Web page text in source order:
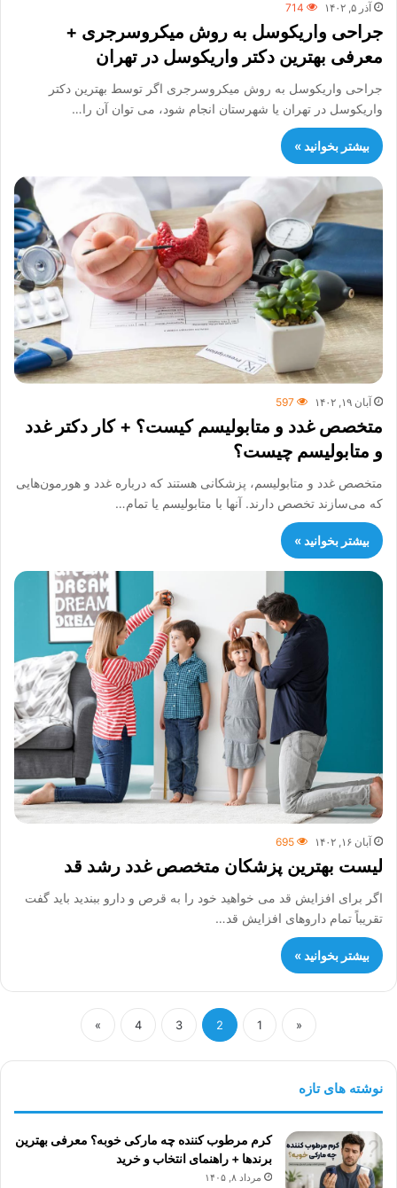
آذر ۵, ۱۴۰۲ 714
جراحی واریکوسل به روش میکروسرجری +
معرفی بهترین دکتر واریکوسل در تهران
جراحی واریکوسل به روش میکروسرجری اگر توسط بهترین دکتر
واریکوسل در تهران یا شهرستان انجام شود، می توان آن را…
بیشتر بخوانید »
آبان ۱۹, ۱۴۰۲ 597
متخصص غدد و متابولیسم کیست؟ + کار دکتر غدد
و متابولیسم چیست؟
متخصص غدد و متابولیسم، پزشکانی هستند که درباره غدد و هورمون‌هایی
که می‌سازند تخصص دارند. آنها با متابولیسم یا تمام…
بیشتر بخوانید »
آبان ۱۶, ۱۴۰۲ 695
لیست بهترین پزشکان متخصص غدد رشد قد
اگر برای افزایش قد می خواهید خود را به قرص و دارو ببندید باید گفت
تقریباً تمام داروهای افزایش قد…
بیشتر بخوانید »
«
1
2
3
4
»
نوشته های تازه
کرم مرطوب کننده چه مارکی خوبه؟ معرفی بهترین
برندها + راهنمای انتخاب و خرید
مرداد ۸, ۱۴۰۵